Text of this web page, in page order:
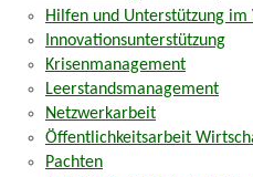
Hilfen und Unterstützung
Innovationsunterstützung
Krisenmanagement
Leerstandsmanagement
Netzwerkarbeit
Öffentlichkeitsarbeit
Pachten